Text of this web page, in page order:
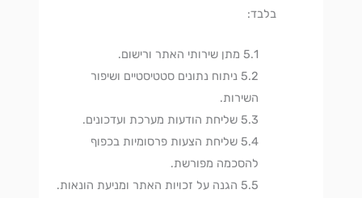
בלבד:
מתן שירותי האתר ורישום.
ניתוח נתונים סטטיסטיים ושיפור
השירות.
שליחת הודעות מערכת ועדכונים.
שליחת הצעות פרסומיות בכפוף
להסכמה מפורשת.
הגנה על זכויות האתר ומניעת הונאות.